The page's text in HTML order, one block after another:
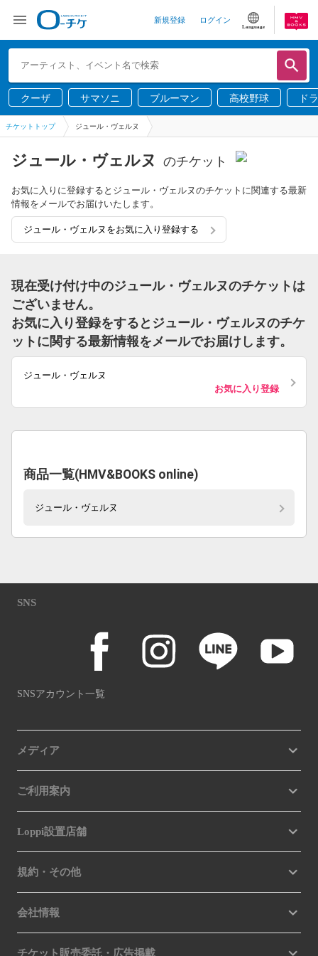
新規登録 ログイン
Language
クーザ サマソニ ブルーマン 高校野球 ド
チケットトップ ジュール・ヴェルヌ
ジュール・ヴェルヌ のチケット
お気に入りに登録するとジュール・ヴェルヌのチケットに関連する最新
情報をメールでお届けいたします。
ジュール・ヴェルヌをお気に入り登録する
現在受け付け中のジュール・ヴェルヌのチケットは
ございません。
お気に入り登録をするとジュール・ヴェルヌのチケ
ットに関する最新情報をメールでお届けします。
ジュール・ヴェルヌ
お気に入り登録
商品一覧(HMV&BOOKS online)
ジュール・ヴェルヌ
SNS
SNSアカウント一覧
メディア
ご利用案内
Loppi設置店舗
規約・その他
会社情報
チケット販売委託・広告掲載